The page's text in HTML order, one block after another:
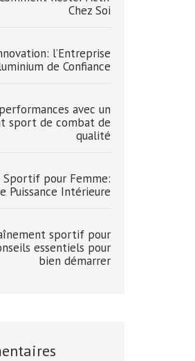
Chez Soi
l’Entreprise
de Confiance
avec un
sport de combat de
qualité
pour Femme:
Puissance Intérieure
sportif pour
essentiels pour
bien démarrer